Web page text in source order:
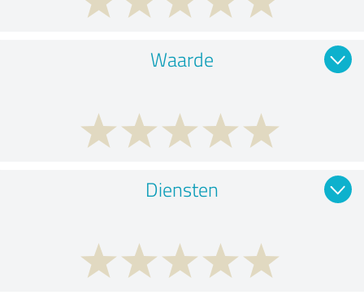
Waarde
Diensten